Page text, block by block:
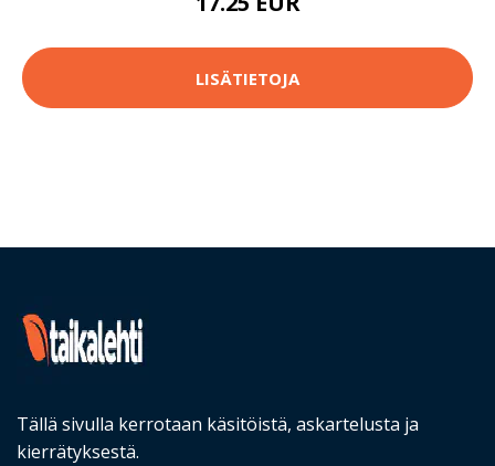
LISÄTIETOJA
Tällä sivulla kerrotaan käsitöistä, askartelusta ja
kierrätyksestä.